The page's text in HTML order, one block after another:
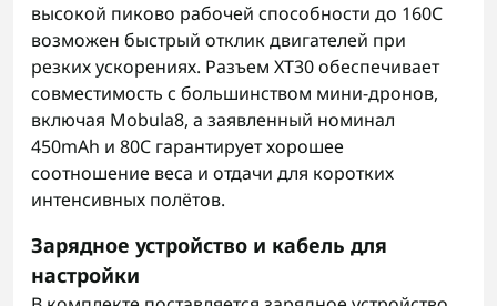
высокой пиково рабочей способности до 160C
возможен быстрый отклик двигателей при
резких ускорениях. Разъем XT30 обеспечивает
совместимость с большинством мини-дронов,
включая Mobula8, а заявленный номинал
450mAh и 80C гарантирует хорошее
соотношение веса и отдачи для коротких
интенсивных полётов.
Зарядное устройство и кабель для
настройки